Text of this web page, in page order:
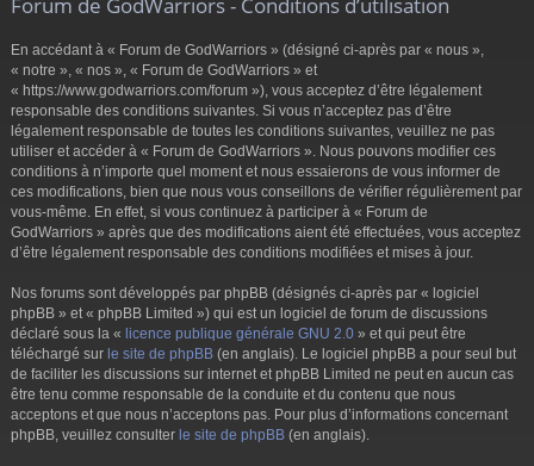
s
Forum de GodWarriors - Conditions d’utilisation
En accédant à « Forum de GodWarriors » (désigné ci-après par « nous »,
« notre », « nos », « Forum de GodWarriors » et
« https://www.godwarriors.com/forum »), vous acceptez d’être légalement
responsable des conditions suivantes. Si vous n’acceptez pas d’être
légalement responsable de toutes les conditions suivantes, veuillez ne pas
utiliser et accéder à « Forum de GodWarriors ». Nous pouvons modifier ces
conditions à n’importe quel moment et nous essaierons de vous informer de
ces modifications, bien que nous vous conseillons de vérifier régulièrement par
vous-même. En effet, si vous continuez à participer à « Forum de
GodWarriors » après que des modifications aient été effectuées, vous acceptez
d’être légalement responsable des conditions modifiées et mises à jour.
Nos forums sont développés par phpBB (désignés ci-après par « logiciel
phpBB » et « phpBB Limited ») qui est un logiciel de forum de discussions
déclaré sous la « licence publique générale GNU 2.0 » et qui peut être
téléchargé sur le site de phpBB (en anglais). Le logiciel phpBB a pour seul but
de faciliter les discussions sur internet et phpBB Limited ne peut en aucun cas
être tenu comme responsable de la conduite et du contenu que nous
acceptons et que nous n’acceptons pas. Pour plus d’informations concernant
phpBB, veuillez consulter le site de phpBB (en anglais).